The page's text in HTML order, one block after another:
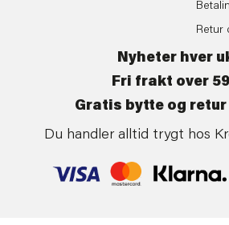
Retur
Nyheter hver
Fri frakt over
Gratis bytte og
Du handler alltid trygt hos